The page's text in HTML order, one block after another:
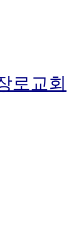
로교회